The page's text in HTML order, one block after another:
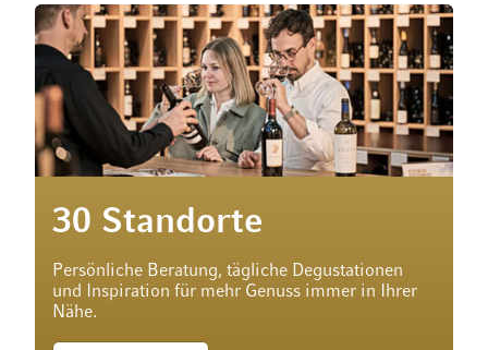
30 Standorte
Persönliche Beratung, tägliche Degustationen
und Inspiration für mehr Genuss immer in Ihrer
Nähe.